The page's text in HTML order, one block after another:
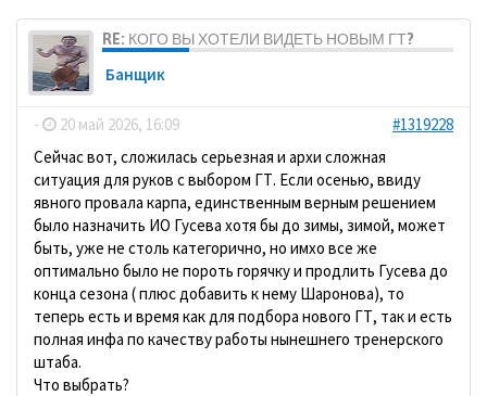
RE: КОГО ВЫ ХОТЕЛИ ВИДЕТЬ НОВЫМ ГТ?
Банщик
- 20 май 2026, 16:09
#1319228
Сейчас вот, сложилась серьезная и архи сложная
ситуация для руков с выбором ГТ. Если осенью, ввиду
явного провала карпа, единственным верным решением
было назначить ИО Гусева хотя бы до зимы, зимой, может
быть, уже не столь категорично, но имхо все же
оптимально было не пороть горячку и продлить Гусева до
конца сезона ( плюс добавить к нему Шаронова), то
теперь есть и время как для подбора нового ГТ, так и есть
полная инфа по качеству работы нынешнего тренерского
штаба.
Что выбрать?